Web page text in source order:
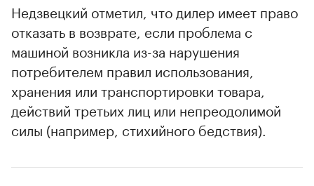
Недзвецкий отметил, что дилер имеет право
отказать в возврате, если проблема с
машиной возникла из-за нарушения
потребителем правил использования,
хранения или транспортировки товара,
действий третьих лиц или непреодолимой
силы (например, стихийного бедствия).